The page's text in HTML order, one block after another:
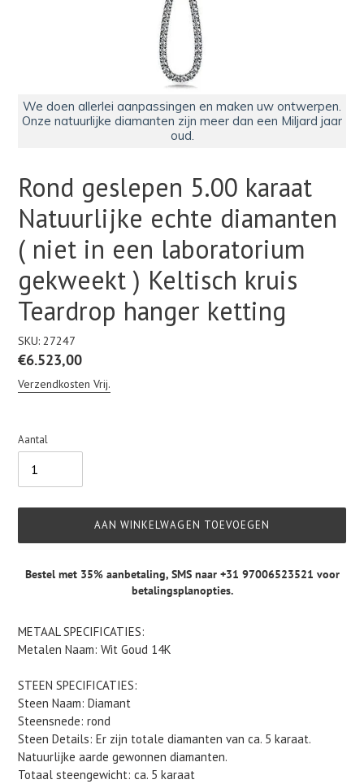
We doen allerlei aanpassingen en maken uw ontwerpen.
Onze natuurlijke diamanten zijn meer dan een Miljard jaar
oud.
Rond geslepen 5.00 karaat
Natuurlijke echte diamanten
( niet in een laboratorium
gekweekt ) Keltisch kruis
Teardrop hanger ketting
SKU: 27247
Normale
prijs
€6.523,00
Verzendkosten Vrij.
Aantal
AAN WINKELWAGEN TOEVOEGEN
Bestel met 35% aanbetaling, SMS naar +31 97006523521 voor
betalingsplanopties.
toegevoegen
aan
winkelwagen
METAAL SPECIFICATIES:
Metalen Naam: Wit Goud 14K
STEEN SPECIFICATIES:
Steen Naam: Diamant
Steensnede: rond
Steen Details: Er zijn totale diamanten van ca. 5 karaat.
Natuurlijke aarde gewonnen diamanten.
Totaal steengewicht: ca. 5 karaat